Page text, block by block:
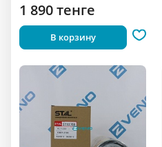
1 890 тенге
В корзину